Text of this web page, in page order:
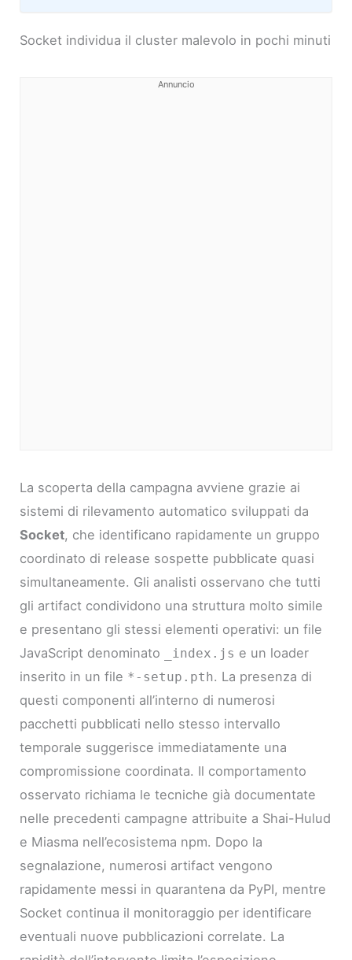
Socket individua il cluster malevolo in pochi minuti
Annuncio
La scoperta della campagna avviene grazie ai
sistemi di rilevamento automatico sviluppati da
Socket, che identificano rapidamente un gruppo
coordinato di release sospette pubblicate quasi
simultaneamente. Gli analisti osservano che tutti
gli artifact condividono una struttura molto simile
e presentano gli stessi elementi operativi: un file
JavaScript denominato
_index.js e un loader
inserito in un file *-setup.pth. La presenza di
questi componenti all’interno di numerosi
pacchetti pubblicati nello stesso intervallo
temporale suggerisce immediatamente una
compromissione coordinata. Il comportamento
osservato richiama le tecniche già documentate
nelle precedenti campagne attribuite a Shai-Hulud
e Miasma nell’ecosistema npm. Dopo la
segnalazione, numerosi artifact vengono
rapidamente messi in quarantena da PyPI, mentre
Socket continua il monitoraggio per identificare
eventuali nuove pubblicazioni correlate. La